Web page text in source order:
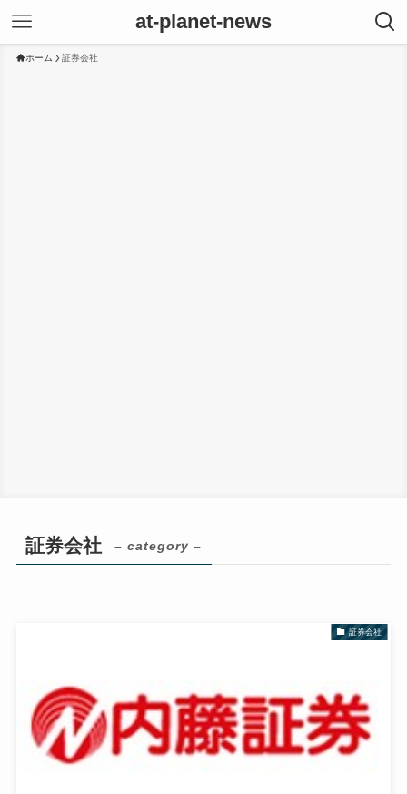
at-planet-news
ホーム 証券会社
証券会社 – category –
証券会社